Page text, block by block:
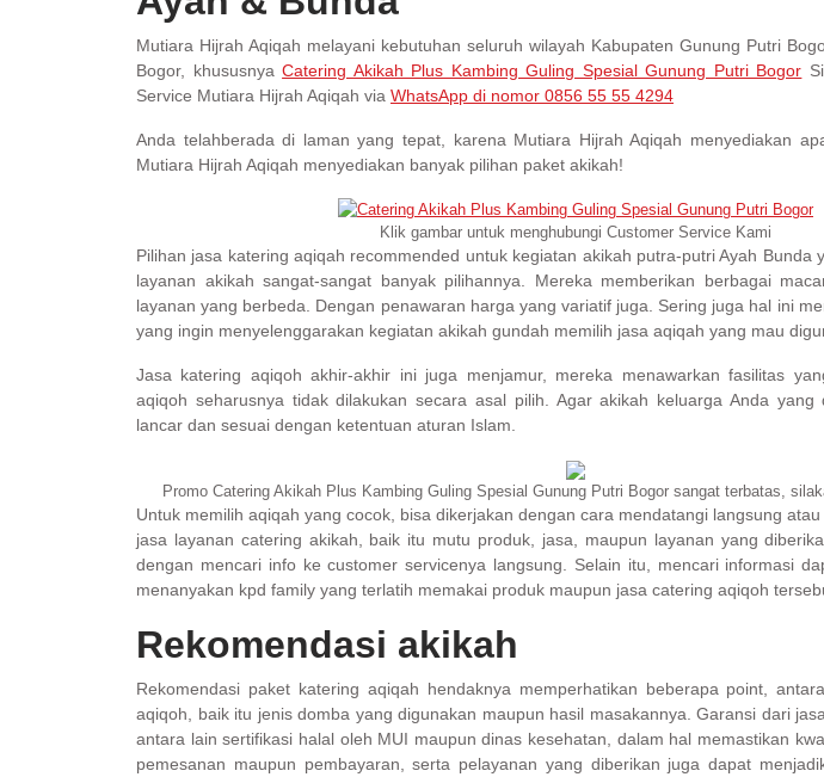
Mutiara Hijrah Aqiqah melayani kebutuhan seluruh wilayah Kabupaten Gunung Putri
Bogor, khususnyaCatering Akikah Plus Kambing Guling Spesial Gunung Putri Bogor
Service Mutiara Hijrah Aqiqah via WhatsApp di nomor 0856 55 55 4294
Anda telahberada di laman yang tepat, karena Mutiara Hijrah Aqiqah menyediakan
Mutiara Hijrah Aqiqah menyediakan banyak pilihan paket akikah!
Klik gambar untuk menghubungi Customer Service Kami
Pilihan jasa katering aqiqah recommended untuk kegiatan akikah putra-putri Ayah Bunda
layanan akikah sangat-sangat banyak pilihannya. Mereka memberikan berbagai
layanan yang berbeda. Dengan penawaran harga yang variatif juga. Sering juga hal ini
yang ingin menyelenggarakan kegiatan akikah gundah memilih jasa aqiqah yang mau
Jasa katering aqiqoh akhir-akhir ini juga menjamur, mereka menawarkan fasilitas
aqiqoh seharusnya tidak dilakukan secara asal pilih. Agar akikah keluarga Anda yang
lancar dan sesuai dengan ketentuan aturan Islam.
Promo Catering Akikah Plus Kambing Guling Spesial Gunung Putri Bogor sangat terbatas,
Untuk memilih aqiqah yang cocok, bisa dikerjakan dengan cara mendatangi langsung
jasa layanan catering akikah, baik itu mutu produk, jasa, maupun layanan yang
dengan mencari info ke customer servicenya langsung. Selain itu, mencari informasi
menanyakan kpd family yang terlatih memakai produk maupun jasa catering aqiqoh
Rekomendasi akikah
Rekomendasi paket katering aqiqah hendaknya memperhatikan beberapa point,
aqiqoh, baik itu jenis domba yang digunakan maupun hasil masakannya. Garansi dari
antara lain sertifikasi halal oleh MUI maupun dinas kesehatan, dalam hal memastikan
pemesanan maupun pembayaran, serta pelayanan yang diberikan juga dapat